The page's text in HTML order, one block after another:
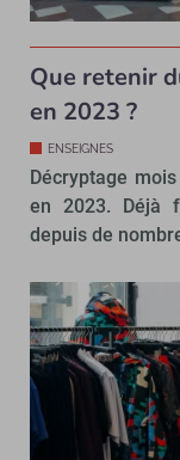
Que retenir
en 2023 ?
ENSEIGNES
Décryptage
en 2023. Déjà
depuis de